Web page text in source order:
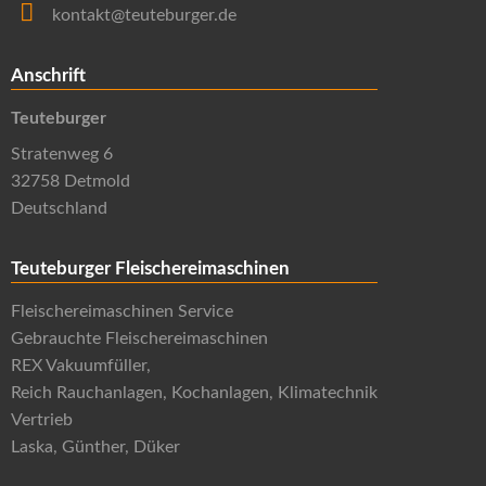
kontakt@teuteburger.de
Anschrift
Teuteburger
Stratenweg 6
32758 Detmold
Deutschland
Teuteburger Fleischereimaschinen
Fleischereimaschinen Service
Gebrauchte Fleischereimaschinen
REX Vakuumfüller,
Reich Rauchanlagen, Kochanlagen, Klimatechnik
Vertrieb
Laska, Günther, Düker